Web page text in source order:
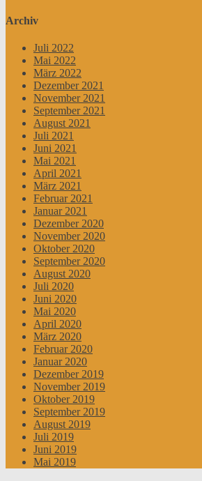
Archiv
Juli 2022
Mai 2022
März 2022
Dezember 2021
November 2021
September 2021
August 2021
Juli 2021
Juni 2021
Mai 2021
April 2021
März 2021
Februar 2021
Januar 2021
Dezember 2020
November 2020
Oktober 2020
September 2020
August 2020
Juli 2020
Juni 2020
Mai 2020
April 2020
März 2020
Februar 2020
Januar 2020
Dezember 2019
November 2019
Oktober 2019
September 2019
August 2019
Juli 2019
Juni 2019
Mai 2019